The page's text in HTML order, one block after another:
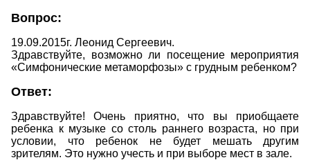
Вопрос:
19.09.2015г. Леонид Сергеевич.
Здравствуйте, возможно ли посещение мероприятия
«Симфонические метаморфозы» с грудным ребенком?
Ответ:
Здравствуйте! Очень приятно, что вы приобщаете
ребенка к музыке со столь раннего возраста, но при
условии, что ребенок не будет мешать другим
зрителям. Это нужно учесть и при выборе мест в зале.